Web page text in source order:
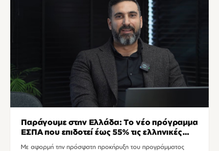
Παράγουμε στην Ελλάδα: Το νέο πρόγραμμα
ΕΣΠΑ που επιδοτεί έως 55% τις ελληνικές
μεταποιητικές επιχειρήσεις
Με αφορμή την πρόσφατη προκήρυξη του προγράμματος